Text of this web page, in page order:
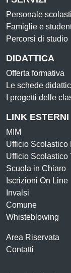
Personale
Famiglie e
Percorsi di studio
DIDATTICA
Offerta formativa
Le schede
I progetti delle
LINK ESTERNI
MIM
Ufficio Scolastico
Ufficio Scolastico
Scuola in Chiaro
Iscrizioni On Line
Invalsi
Comune
Whisteblowing
Area Riservata
Contatti